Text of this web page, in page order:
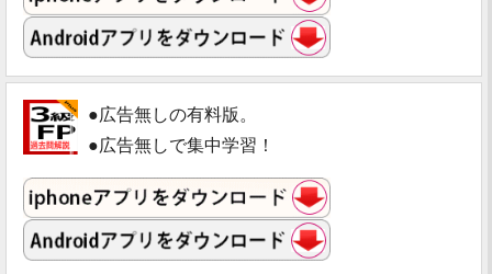
●広告無しの有料版。
●広告無しで集中学習！